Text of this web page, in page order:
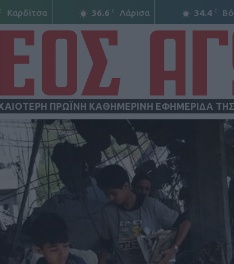
C Καρδίτσα 36.6 C Λάρισα 34.4 C
ΠΡΩΪΝΗ ΚΑΘΗΜΕΡΙΝΗ ΕΦΗΜΕΡΙΔΑ
ΝΕΟΣ
ΑΓΩΝ